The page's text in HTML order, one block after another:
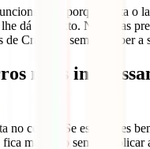
bem porque junta o
lhe dá contexto. Não ficas
de Cracóvia sem perceber a
mais
no centro. Se escolheres
fica mais rico sem complicar